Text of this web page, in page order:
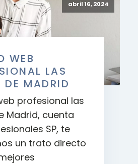
abril 16, 2024
WEB
LAS
DE MADRID
profesional las
Madrid, cuenta
SP, te
un trato directo